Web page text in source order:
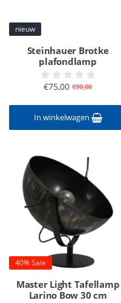
nieuw
Steinhauer Brotke
plafondlamp
€75,00 €99,00
In winkelwagen
40% Sale
Master Light Tafellamp
Larino Bow 30 cm